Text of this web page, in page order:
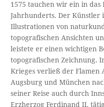
1575 tauchen wir ein in das
Jahrhunderts. Der Künstler
Illustrationen von
topografischen Ansichten
leistete er einen wichtigen
topografischen Zeichnung.
Krieges verließ der
Augsburg und München
seiner Reise auch durch
Erzherzog Ferdinand II.